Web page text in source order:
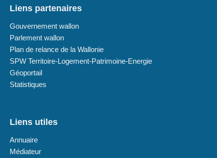
Liens partenaires
Gouvernement wallon
Parlement wallon
Plan de relance de la Wallonie
SPW Territoire-Logement-Patrimoine-Energie
Géoportail
Statistiques
Liens utiles
Annuaire
Médiateur